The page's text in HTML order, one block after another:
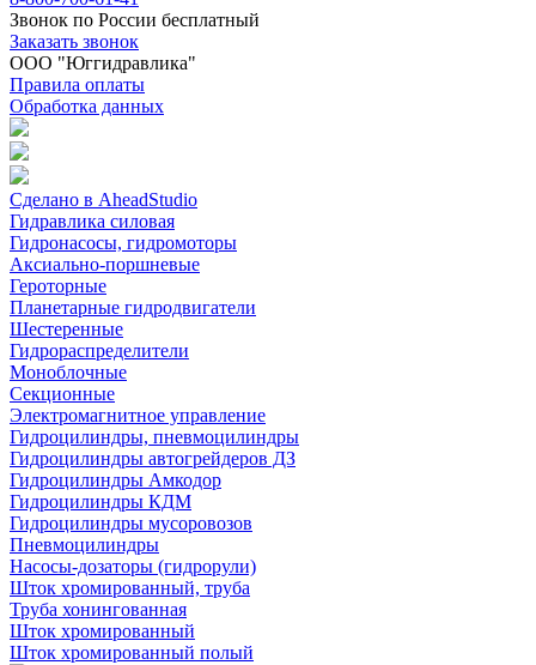
Звонок по России бесплатный
Заказать звонок
ООО "Юггидравлика"
Правила оплаты
Обработка данных
Сделано в AheadStudio
Гидравлика силовая
Гидронасосы, гидромоторы
Аксиально-поршневые
Героторные
Планетарные гидродвигатели
Шестеренные
Гидрораспределители
Моноблочные
Секционные
Электромагнитное управление
Гидроцилиндры, пневмоцилиндры
Гидроцилиндры автогрейдеров ДЗ
Гидроцилиндры Амкодор
Гидроцилиндры КДМ
Гидроцилиндры мусоровозов
Пневмоцилиндры
Насосы-дозаторы (гидрорули)
Шток хромированный, труба
Труба хонингованная
Шток хромированный
Шток хромированный полый